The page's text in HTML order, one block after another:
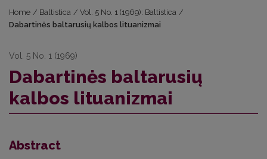
Home / Baltistica / Vol. 5 No. 1 (1969): Baltistica /
Dabartinės baltarusių kalbos lituanizmai
Vol. 5 No. 1 (1969)
Dabartinės baltarusių
kalbos lituanizmai
Abstract